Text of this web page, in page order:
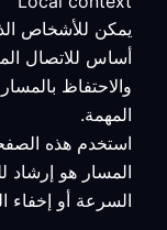
يمكن للأشخاص
أساس للاتصال
والاحتفاظ
المهمة.
استخدم هذه
المسار هو إرشاد
السرعة أو إخفاء